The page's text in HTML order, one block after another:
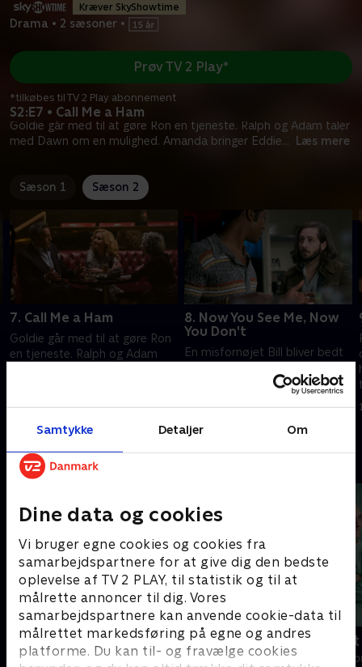
Samtykke Detaljer Om
Dine data og cookies
Vi bruger egne cookies og cookies fra
samarbejdspartnere for at give dig den bedste
oplevelse af TV 2 PLAY, til statistik og til at
målrette annoncer til dig. Vores
samarbejdspartnere kan anvende cookie-data til
målrettet markedsføring på egne og andres
platforme. Du kan til- og fravælge cookies
Kræver SkyShowtime
Drama • 2 sæsoner •
S2:E7 • Call Me a Ham
Goldie går med til at gøre Ron en tjeneste. Ralph og Adam taler
med Dawn om en mulighed. Amanda bringer Eddie... Læs mere
Prøv TV 2 Play*
*tilkøbes til TV 2 Play abonnement
Sæson 1 Sæson 2
7. Call Me a Ham
Goldie går med til at gøre Ron
en tjeneste. Ralph og Adam
1. juli 2021 • 56 min
8. Now You See Me, Now
You Don't
En misfornøjet Bill bliver bedt
Nick og Eddie får nye
muligheder, og Amanda
Andre så også
Happy fucking Pride
Drama • 1 sæsoner
Fake Patient
Drama • 1